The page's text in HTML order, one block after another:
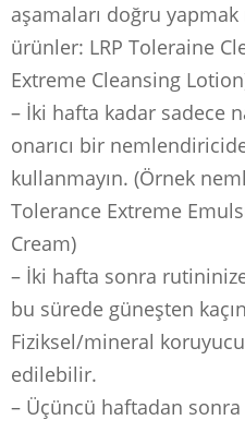
aşamaları doğru
ürünler: LRP Toleraine
Extreme Cleansing
– İki hafta kadar sadece
onarıcı bir
kullanmayın. (Örnek
Tolerance Extreme
Cream)
– İki hafta sonra
bu sürede güneşten
Fiziksel/mineral
edilebilir.
– Üçüncü haftadan